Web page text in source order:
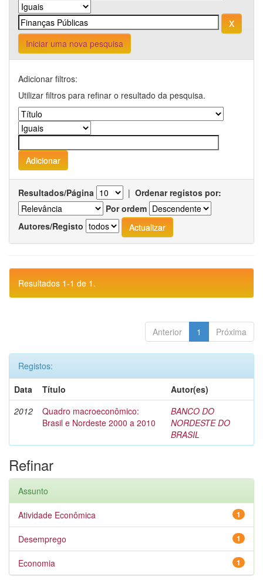
Iniciar uma nova pesquisa
Adicionar filtros:
Utilizar filtros para refinar o resultado da pesquisa.
Resultados/Página | Ordenar registos por:
Por ordem
Autores/Registo
Resultados 1-1 de 1.
Anterior 1 Próxima
Registos:
Data
Título
Autor(es)
2012
Quadro macroeconômico:
Brasil e Nordeste 2000 a 2010
BANCO DO
NORDESTE DO
BRASIL
Refinar
Assunto
1
Atividade Econômica
1
Desemprego
1
Economia